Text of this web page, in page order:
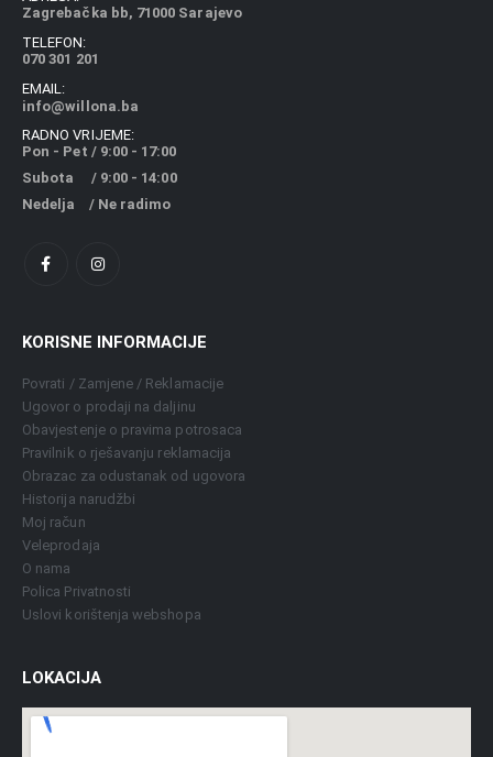
Zagrebačka bb, 71000 Sarajevo
TELEFON:
070 301 201
EMAIL:
info@willona.ba
RADNO VRIJEME:
Pon - Pet / 9:00 - 17:00
Subota / 9:00 - 14:00
Nedelja / Ne radimo
KORISNE INFORMACIJE
Povrati / Zamjene / Reklamacije
Ugovor o prodaji na daljinu
Obavjestenje o pravima potrosaca
Pravilnik o rješavanju reklamacija
Obrazac za odustanak od ugovora
Historija narudžbi
Moj račun
Veleprodaja
O nama
Polica Privatnosti
Uslovi korištenja webshopa
LOKACIJA